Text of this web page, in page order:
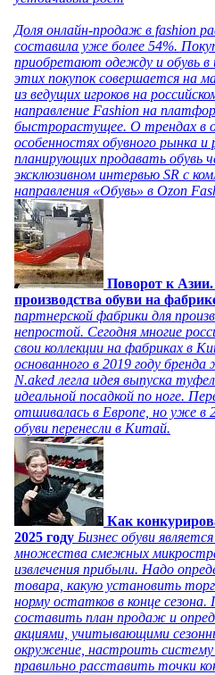
Доля онлайн-продаж в fashion
составила уже более 54%.
приобретают одежду и обувь в
этих покупок совершается на
из ведущих игроков на
направление Fashion на
быстрорастущее. О трендах в
особенностях обувного рынка и
планирующих продавать обувь
эксклюзивном интервью SR с
направления «Обувь» в Ozon
Поворот к Азии.
производства обуви на
партнерской фабрики для
непростой. Сегодня многие
свои коллекции на фабриках в
основанного в 2019 году
N.aked легла идея выпуска
идеальной посадкой по ноге.
отшивалась в Европе, но уже в
обуви перенесли в Китай.
Как
2025 году Бизнес обуви
множества смежных
извлечения прибыли. Надо
товара, какую установить
норму остатков в конце
составить план продаж и
акциями, учитывающими
окружение, настроить
правильно расставить точки